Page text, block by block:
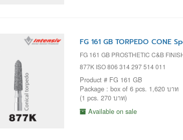
FG 161 GB TORPEDO CONE
FG 161 GB PROSTHETIC C&B
877K ISO 806 314 297 514 011
Product # FG 161 GB
Package : box of 6 pcs. 1,620 บาท
(1 pcs. 270 บาท)
Available on sale